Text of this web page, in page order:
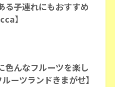
る子連れにもおすすめ
】
色んなフルーツを楽し
ーツランドきまがせ】